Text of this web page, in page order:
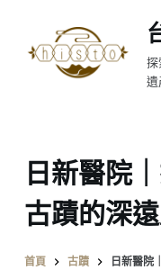
至
探
遺
日新醫院
古蹟的深
首頁 古蹟 日新醫院